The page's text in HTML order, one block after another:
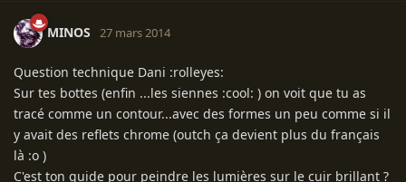
MINOS 27 mars 2014
Question technique Dani :rolleyes:
Sur tes bottes (enfin ...les siennes :cool: ) on voit que tu as
tracé comme un contour...avec des formes un peu comme si il
y avait des reflets chrome (outch ça devient plus du français
là :o )
C'est ton guide pour peindre les lumières sur le cuir brillant ?